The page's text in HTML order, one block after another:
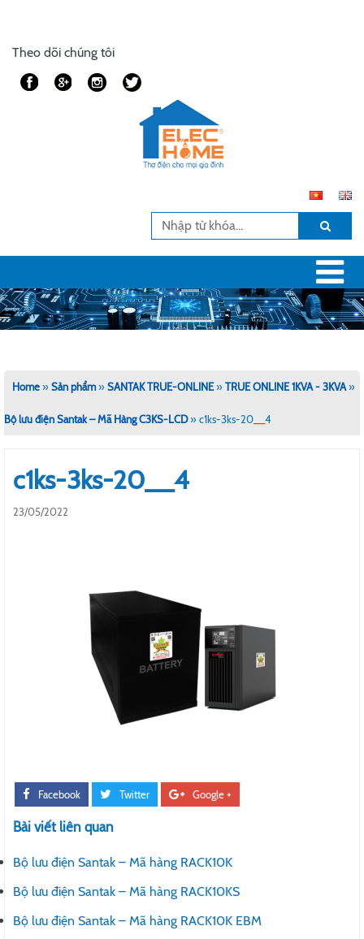
Theo dõi chúng tôi
Home»Sản phẩm»SANTAK TRUE-ONLINE»TRUE ONLINE 1KVA - 3KVA»
Bộ lưu điện Santak – Mã Hàng C3KS-LCD»c1ks-3ks-20__4
c1ks-3ks-20__4
23/05/2022
Facebook Twitter Google +
Bài viết liên quan
Bộ lưu điện Santak – Mã hàng RACK10K
Bộ lưu điện Santak – Mã hàng RACK10KS
Bộ lưu điện Santak – Mã hàng RACK10K EBM